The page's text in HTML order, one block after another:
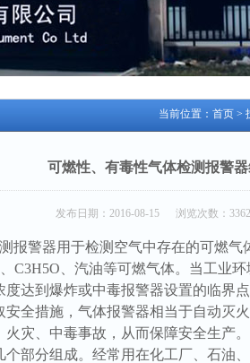
当前位置： 首页 >
可燃性、有毒性气体检测报警
发布日期：2016-08-15 浏览次数：3362
报警器用于检测空气中存在的可燃气
C3H5O、汽油等可燃气体。当工业
达到爆炸或中毒报警器设置的临界
安全措施，气体报警器相当于自动灭
火灾、中毒事故，从而保障安全生产
部分组成。经常用在化工厂、石油